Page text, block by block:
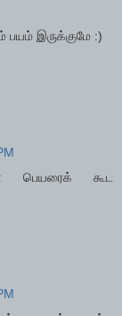
பயம் இருக்குமே :)
பெயரைக் கூட